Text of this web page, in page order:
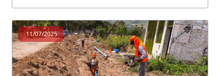
11/07/2025